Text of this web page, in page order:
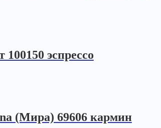
эспрессо
(Мира) 69606 кармин